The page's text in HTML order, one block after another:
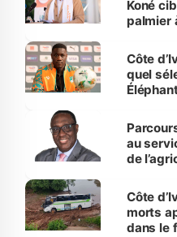
Koné
palmier
Côte
quel
au
de
Côte
morts
dans le